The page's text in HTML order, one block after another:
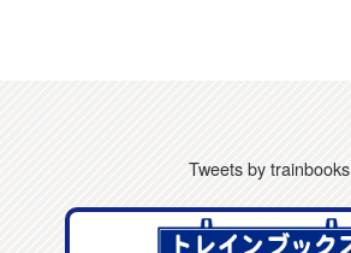
Tweets by trainbooks